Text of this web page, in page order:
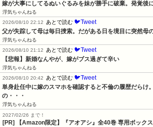
嫁が大事にしてるぬいぐるみを妹が勝手に破棄。発覚後
浮気ちゃんねる
2026/08/10 22:12
あとで読む 🐦Tweet
父が失踪して母は毎日捜索。だがある日を境目に突然母
浮気ちゃんねる
2026/08/10 21:12
あとで読む 🐦Tweet
【悲報】新婚なんやが、嫁がブス過ぎて辛い
浮気ちゃんねる
2026/08/10 20:42
あとで読む 🐦Tweet
単身赴任中に嫁のスマホを確認すると不倫の履歴だらけ
の・・・
浮気ちゃんねる
2027/02/26 まで！
[PR]
【Amazon限定】『アオアシ』全40巻 専用ボック